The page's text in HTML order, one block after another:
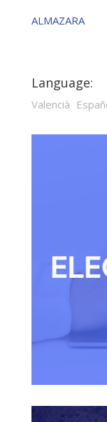
ALMAZARA
Language:
Valencià